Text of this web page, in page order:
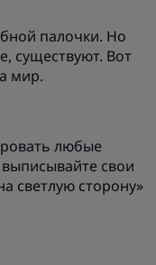
палочки. Но
существуют. Вот
мир.
любые
свои
светлую сторону»